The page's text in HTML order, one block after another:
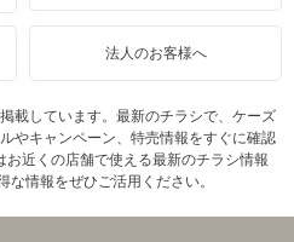
法人のお客様へ
載しています。最新のチラシで、ケーズ
やキャンペーン、特売情報をすぐに確認
近くの店舗で使える最新のチラシ情報
情報をぜひご活用ください。